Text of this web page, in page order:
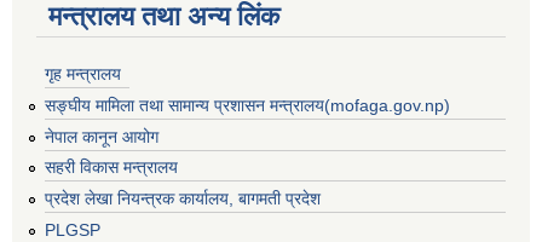
मन्त्रालय तथा अन्य लिंक
गृह मन्त्रालय
सङ्घीय मामिला तथा सामान्य प्रशासन मन्त्रालय(mofaga.gov.np)
नेपाल कानून आयोग
सहरी विकास मन्त्रालय
प्रदेश लेखा नियन्त्रक कार्यालय, बागमती प्रदेश
PLGSP